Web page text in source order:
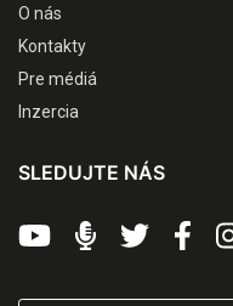
O nás
Kontakty
Pre médiá
Inzercia
SLEDUJTE NÁS